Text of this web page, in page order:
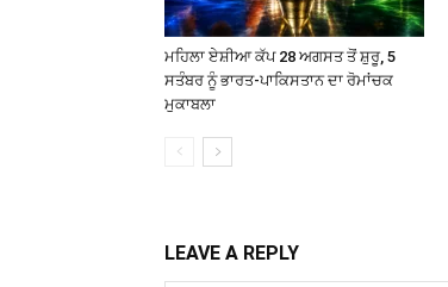
ਮਹਿਲਾ ਏਸ਼ੀਆ ਕੱਪ 28 ਅਗਸਤ ਤੋਂ ਸ਼ੁਰੂ, 5
ਸਤੰਬਰ ਨੂੰ ਭਾਰਤ-ਪਾਕਿਸਤਾਨ ਦਾ ਰੋਮਾਂਚਕ
ਮੁਕਾਬਲਾ
LEAVE A REPLY